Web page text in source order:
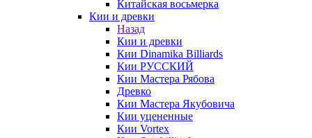
Китайская восьмерка
Кии и древки
Назад
Кии и древки
Кии Dinamika Billiards
Кии РУССКИЙ
Кии Мастера Рябова
Древко
Кии Мастера Якубовича
Кии уцененные
Кии Vortex